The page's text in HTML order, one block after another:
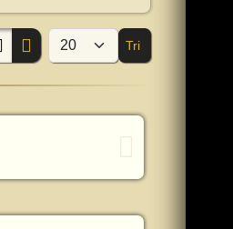
Afficher #
Tri